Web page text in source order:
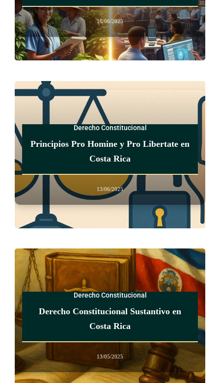
16/06/2025
Derecho Constitucional
Principios Pro Homine y Pro Libertate en
Costa Rica
13/06/2025
Derecho Constitucional
Derecho Constitucional Sustantivo en
Costa Rica
13/05/2025